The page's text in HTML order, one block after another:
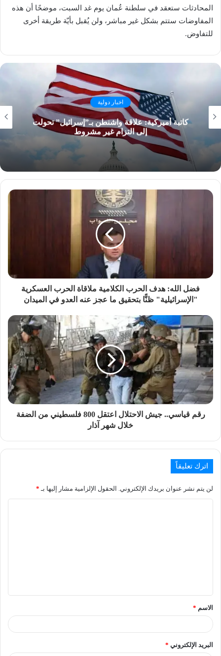
المحادثات ستعقد في سلطنة عُمان يوم غد السبت، موضحًا أن هذه
المفاوضات ستتم بشكل غير مباشر، ولن يُقبل بأيّة طريقة أخرى
للتفاوض.
اخبار دولية
كاتبة أميركية: علاقة واشنطن بـ”إسرائيل” تحولت
إلى التزام غير مشروط
فضل الله: هدف الحرب الكلامية ملاقاة الحرب العسكرية
"الإسرائيلية" ظنًّا بتحقيق ما عجز عنه العدو في الميدان
رقم قياسي.. جيش الاحتلال اعتقل 800 فلسطيني من الضفة
خلال شهر آذار
اترك تعليقاً
لن يتم نشر عنوان بريدك الإلكتروني. الحقول الإلزامية مشار إليها بـ *
الاسم *
البريد الإلكتروني *